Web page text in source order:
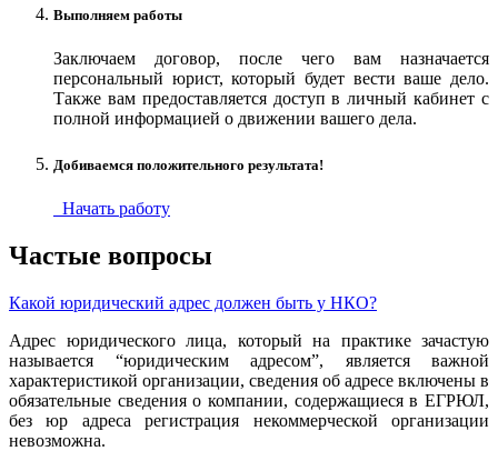
Выполняем работы
Заключаем договор, после чего вам назначается
персональный юрист, который будет вести ваше дело.
Также вам предоставляется доступ в личный кабинет с
полной информацией о движении вашего дела.
Добиваемся положительного результата!
Начать работу
Частые вопросы
Какой юридический адрес должен быть у НКО?
Адрес юридического лица, который на практике зачастую
называется “юридическим адресом”, является важной
характеристикой организации, сведения об адресе включены в
обязательные сведения о компании, содержащиеся в ЕГРЮЛ,
без юр адреса регистрация некоммерческой организации
невозможна.